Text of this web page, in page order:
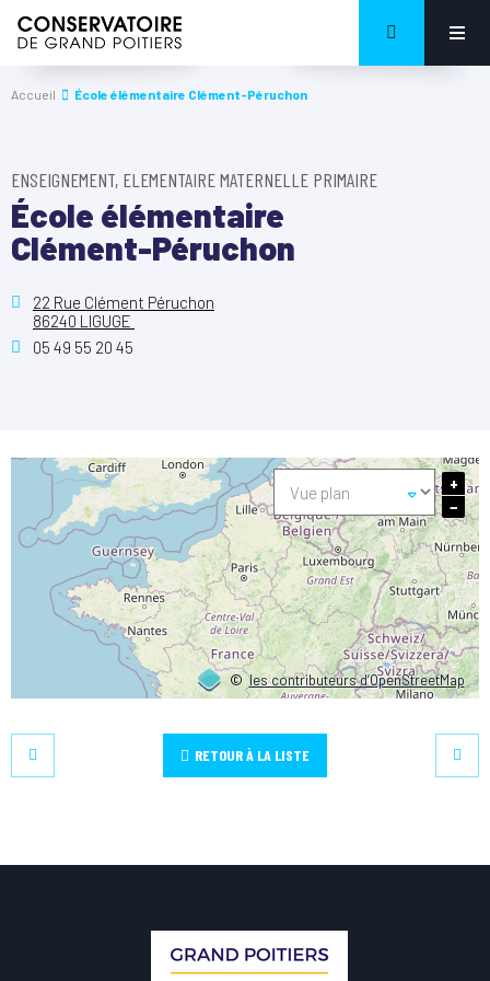
Accueil École élémentaire Clément-Péruchon
ENSEIGNEMENT, ELEMENTAIRE MATERNELLE PRIMAIRE
École élémentaire
Clément-Péruchon
22 Rue Clément Péruchon
86240 LIGUGE
05 49 55 20 45
©les contributeurs d’OpenStreetMap
+
−
RETOUR À LA LISTE